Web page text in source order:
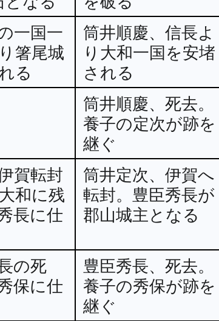
一国一
箸尾城
る
筒井順慶、信長よ
り大和一国を安堵
される
筒井順慶、死去。
養子の定次が跡を
継ぐ
賀転封
和に残
長に仕
筒井定次、伊賀へ
転封。豊臣秀長が
郡山城主となる
の死
保に仕
豊臣秀長、死去。
養子の秀保が跡を
継ぐ